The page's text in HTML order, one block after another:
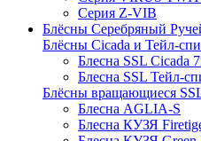
Серия Z-VIB
Блёсны Серебряный
Блёсны Cicada и Тейл-
Блесна SSL Cicada
Блесна SSL Тейл-
Блёсны вращающиеся
Блесна AGLIA-S
Блесна КУЗЯ